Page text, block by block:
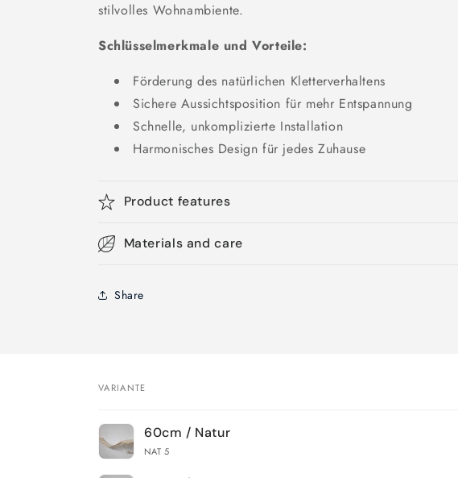
stilvolles Wohnambiente.
Schlüsselmerkmale und Vorteile:
Förderung des natürlichen Kletterverhaltens
Sichere Aussichtsposition für mehr Entspannung
Schnelle, unkomplizierte Installation
Harmonisches Design für jedes Zuhause
Product features
Materials and care
Share
Dein
Warenkorb
VARIANTE
60cm / Natur
NAT 5